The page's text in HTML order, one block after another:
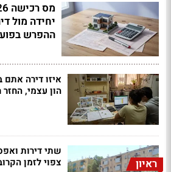
יחידה מול
ההפרש
איזו דירה אתם
הון עצמי,
ראיון
שתי דירות
צפוי לזמן